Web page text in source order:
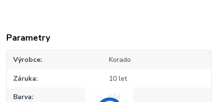
Parametry
Výrobce Korado
Záruka 10 let
Barva bílá